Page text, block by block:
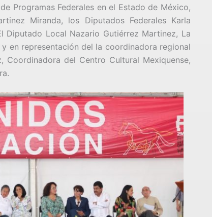
Programas Federales en el Estado de México,
Miranda, los Diputados Federales Karla
Diputado Local Nazario Gutiérrez Martinez, La
en representación del la coordinadora regional
Coordinadora del Centro Cultural Mexiquense,